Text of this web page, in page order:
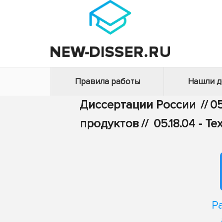
Правила работы Нашли
Диссертации России //
продуктов// 05.18.04 -